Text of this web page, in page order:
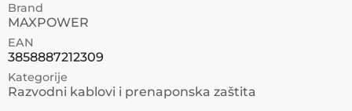
Brand
MAXPOWER
EAN
3858887212309
Kategorije
Razvodni kablovi i prenaponska zaštita